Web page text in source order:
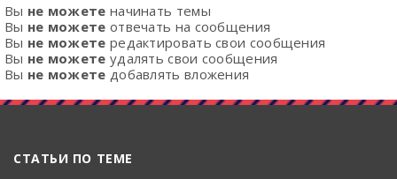
Вы не можете начинать темы
Вы не можете отвечать на сообщения
Вы не можете редактировать свои сообщения
Вы не можете удалять свои сообщения
Вы не можете добавлять вложения
СТАТЬИ ПО ТЕМЕ